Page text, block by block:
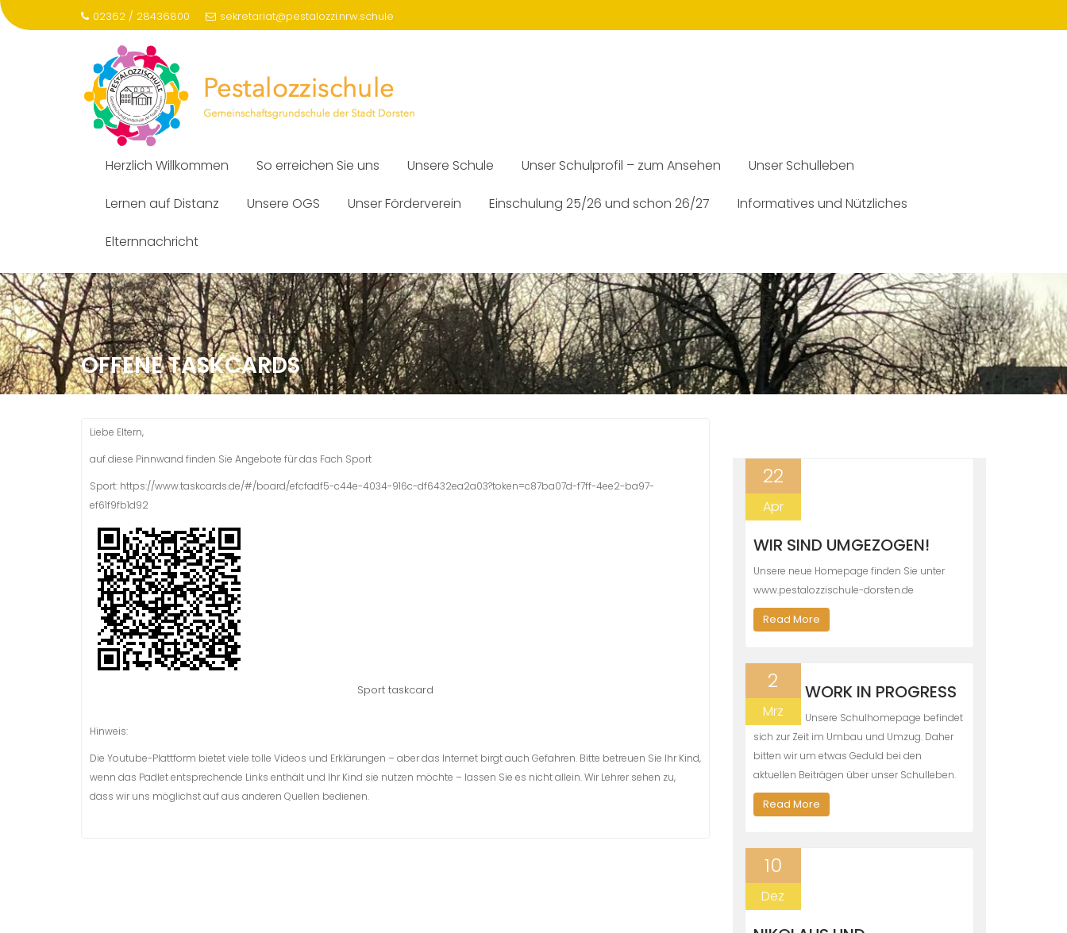
Skip
02362 / 28436800 sekretariat@pestalozzi.nrw.schule
Herzlich Willkommen So erreichen Sie uns Unsere Schule Unser Schulprofil – zum Ansehen Unser Schulleben
Lernen auf Distanz Unsere OGS Unser Förderverein Einschulung 25/26 und schon 26/27 Informatives und Nützliches
Elternnachricht
OFFENE TASKCARDS
Liebe Eltern,
auf diese Pinnwand finden Sie Angebote für das Fach Sport
Sport: https://www.taskcards.de/#/board/efcfadf5-c44e-4034-916c-df6432ea2a03?token=c87ba07d-f7ff-4ee2-ba97-
ef61f9fb1d92
Sport taskcard
Hinweis:
Die Youtube-Plattform bietet viele tolle Videos und Erklärungen – aber das Internet birgt auch Gefahren. Bitte betreuen Sie Ihr Kind,
wenn das Padlet entsprechende Links enthält und Ihr Kind sie nutzen möchte – lassen Sie es nicht allein. Wir Lehrer sehen zu,
dass wir uns möglichst auf aus anderen Quellen bedienen.
22
Apr
WIR SIND UMGEZOGEN!
Unsere neue Homepage finden Sie unter
www.pestalozzischule-dorsten.de
Read More
2
Mrz
WORK IN PROGRESS
Unsere Schulhomepage befindet
sich zur Zeit im Umbau und Umzug. Daher
bitten wir um etwas Geduld bei den
aktuellen Beiträgen über unser Schulleben.
Read More
10
Dez